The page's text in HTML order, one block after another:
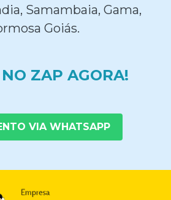
Samambaia, Gama,
Goiás.
ZAP AGORA!
VIA WHATSAPP